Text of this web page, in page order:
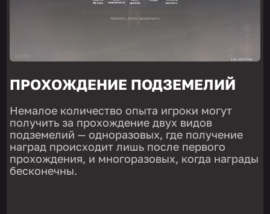
ПРОХОЖДЕНИЕ ПОДЗЕМЕЛИЙ
Немалое количество опыта игроки могут
получить за прохождение двух видов
подземелий — одноразовых, где получение
наград происходит лишь после первого
прохождения, и многоразовых, когда награды
бесконечны.